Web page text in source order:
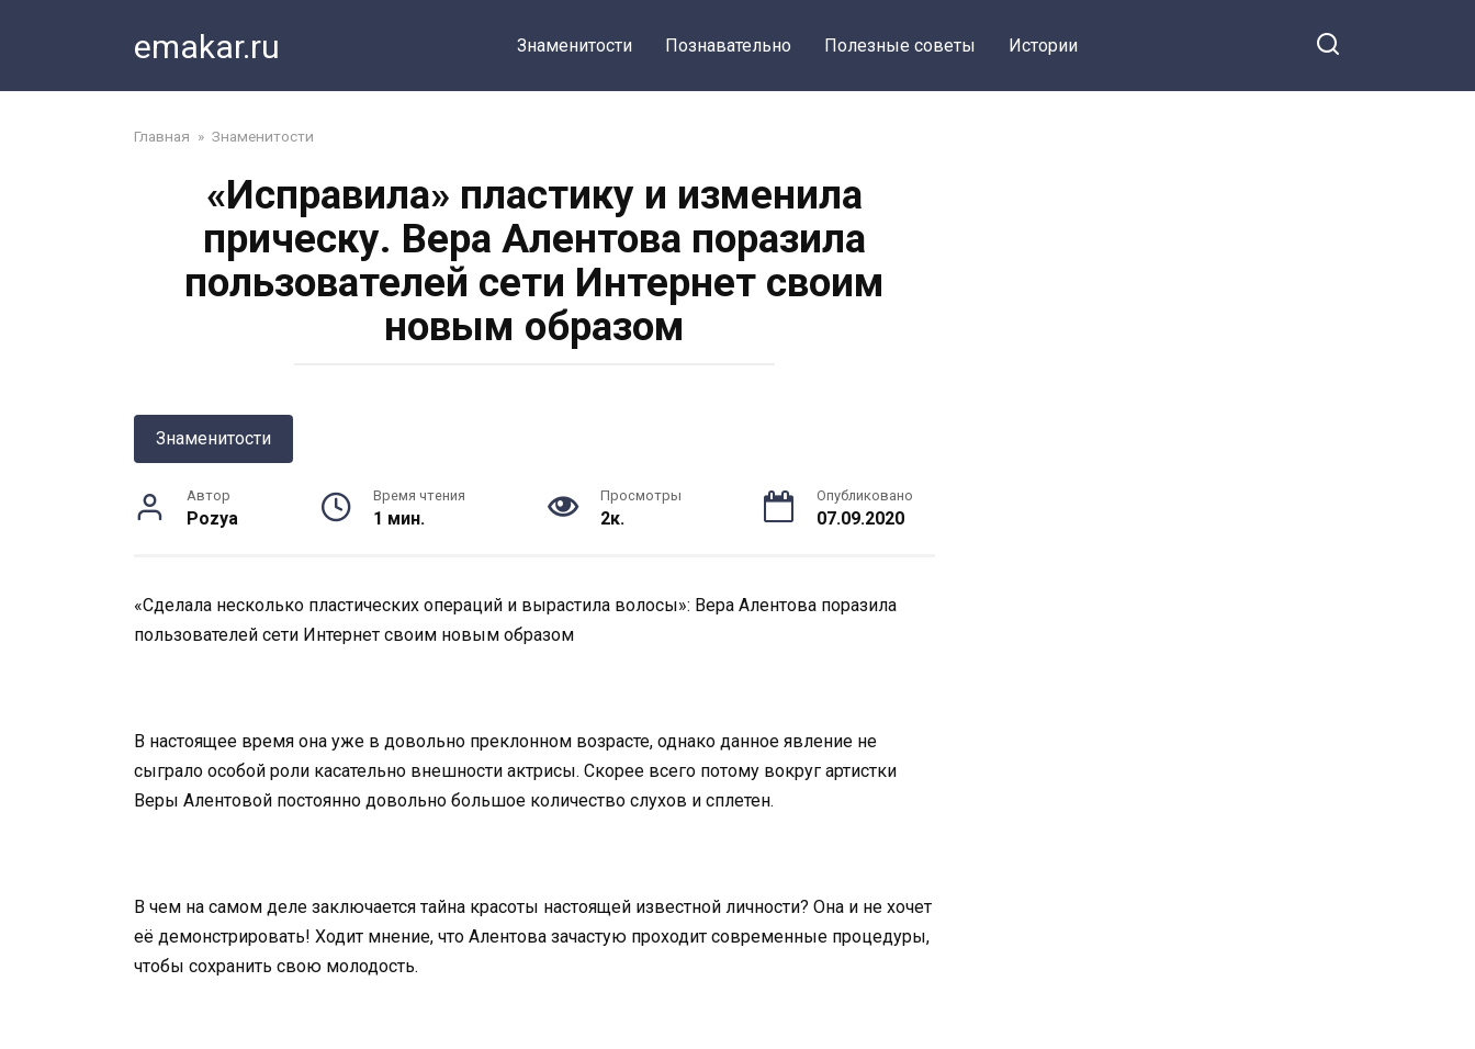
emakar.ru Знаменитости Познавательно Полезные советы Истории
Главная » Знаменитости
«Исправила» пластику и изменила
прическу. Вера Алентова поразила
пользователей сети Интернет своим
новым образом
Знаменитости
Автор
Pozya
Время чтения
1 мин.
Просмотры
2к.
Опубликовано
07.09.2020
«Сделала несколько пластических операций и вырастила волосы»: Вера Алентова поразила
пользователей сети Интернет своим новым образом
В настоящее время она уже в довольно преклонном возрасте, однако данное явление не
сыграло особой роли касательно внешности актрисы. Скорее всего потому вокруг артистки
Веры Алентовой постоянно довольно большое количество слухов и сплетен.
В чем на самом деле заключается тайна красоты настоящей известной личности? Она и не хочет
её демонстрировать! Ходит мнение, что Алентова зачастую проходит современные процедуры,
чтобы сохранить свою молодость.